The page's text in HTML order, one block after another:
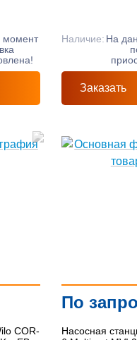
момент
Наличие: На
Заказать
COR-
По
Насосная